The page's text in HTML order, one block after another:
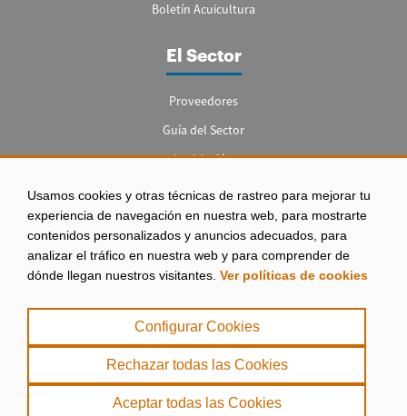
Usamos cookies y otras técnicas de rastreo para mejorar tu
experiencia de navegación en nuestra web, para mostrarte
contenidos personalizados y anuncios adecuados, para
analizar el tráfico en nuestra web y para comprender de
dónde llegan nuestros visitantes. Ver políticas de cookies
Configurar Cookies
Rechazar todas las Cookies
Aceptar todas las Cookies
Boletín Acuicultura
El Sector
Proveedores
Guía del Sector
Legislación
Empleo
Aviso legal
|
Política de Privacidad
|